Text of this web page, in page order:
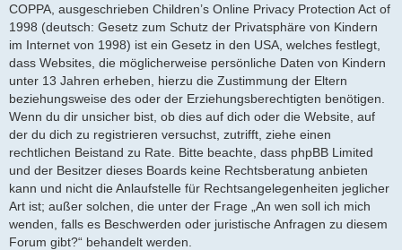
COPPA, ausgeschrieben Children’s Online Privacy Protection Act of
1998 (deutsch: Gesetz zum Schutz der Privatsphäre von Kindern
im Internet von 1998) ist ein Gesetz in den USA, welches festlegt,
dass Websites, die möglicherweise persönliche Daten von Kindern
unter 13 Jahren erheben, hierzu die Zustimmung der Eltern
beziehungsweise des oder der Erziehungsberechtigten benötigen.
Wenn du dir unsicher bist, ob dies auf dich oder die Website, auf
der du dich zu registrieren versuchst, zutrifft, ziehe einen
rechtlichen Beistand zu Rate. Bitte beachte, dass phpBB Limited
und der Besitzer dieses Boards keine Rechtsberatung anbieten
kann und nicht die Anlaufstelle für Rechtsangelegenheiten jeglicher
Art ist; außer solchen, die unter der Frage „An wen soll ich mich
wenden, falls es Beschwerden oder juristische Anfragen zu diesem
Forum gibt?“ behandelt werden.